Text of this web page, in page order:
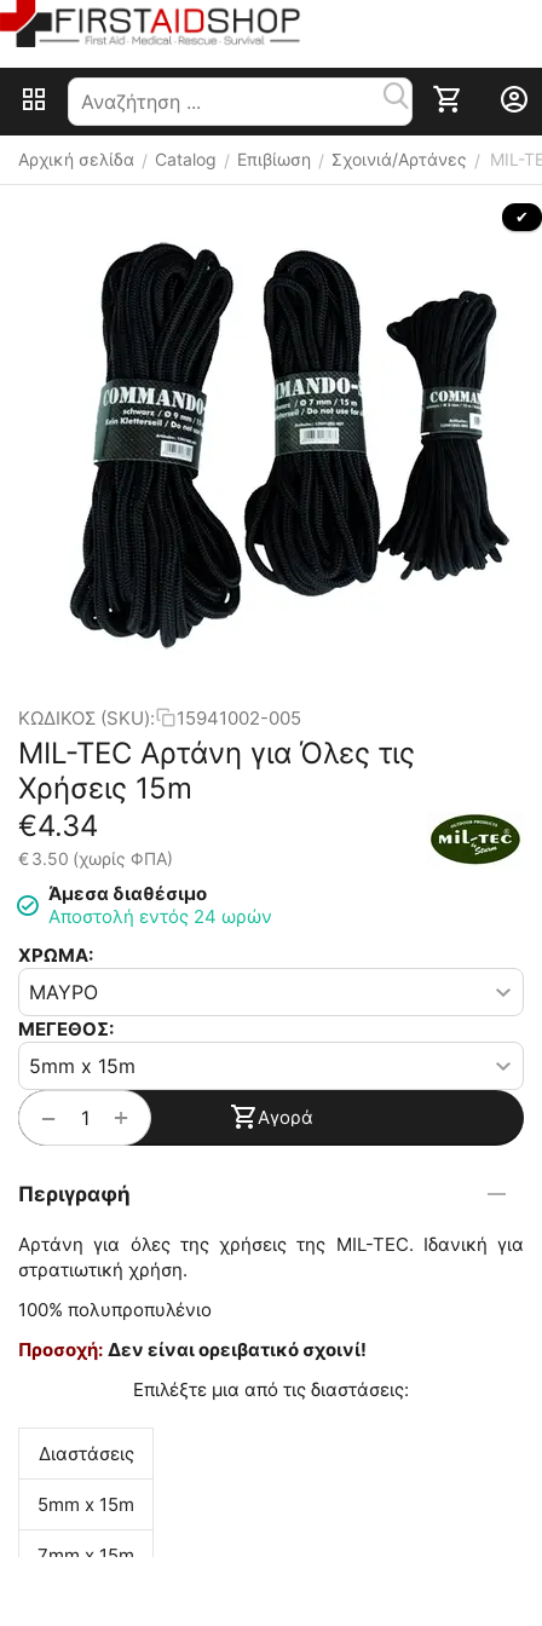
Αρχική σελίδα / Catalog / Επιβίωση / Σχοινιά/Αρτάνες / MIL-
✔
ΚΩΔΙΚΟΣ (SKU): 15941002-005
MIL-TEC Αρτάνη για Όλες τις
Χρήσεις 15m
€4.34
€3.50 (χωρίς ΦΠΑ)
Άμεσα διαθέσιμο
Αποστολή εντός 24 ωρών
ΧΡΩΜΑ:
ΜΕΓΕΘΟΣ:
+
− Αγορά
Περιγραφή
Αρτάνη για όλες της χρήσεις της MIL-TEC. Ιδανική για
στρατιωτική χρήση.
100% πολυπροπυλένιο
Προσοχή: Δεν είναι ορειβατικό σχοινί!
Επιλέξτε μια από τις διαστάσεις:
Διαστάσεις
5mm x 15m
7mm x 15m